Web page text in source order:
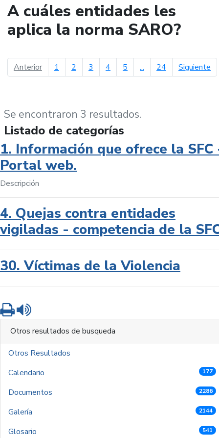
A cuáles entidades les
aplica la norma SARO?
Anteriorpágina anterior
1 2 3 4 5 ... 24 Siguiente
Se encontraron 3 resultados.
Listado de categorías
1. Información que ofrece la SFC
Portal web.
Descripción
4. Quejas contra entidades
vigiladas - competencia de la
30. Víctimas de la Violencia
Imprimir
Otros resultados de busqueda
Otros Resultados
Calendario
177
Documentos 2286
Galería 2144
Glosario 541